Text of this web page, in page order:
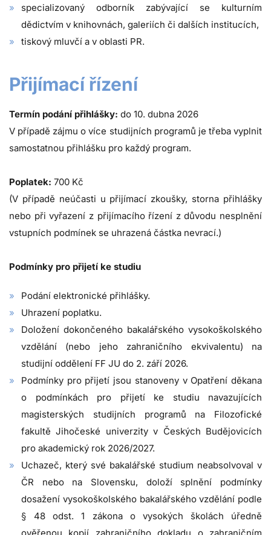
specializovaný odborník zabývající se kulturním
dědictvím v knihovnách, galeriích či dalších institucích,
tiskový mluvčí a v oblasti PR.
Přijímací řízení
Termín podání přihlášky: do 10. dubna 2026
V případě zájmu o více studijních programů je třeba vyplnit
samostatnou přihlášku pro každý program.
Poplatek: 700 Kč
(V případě neúčasti u přijímací zkoušky, storna přihlášky
nebo při vyřazení z přijímacího řízení z důvodu nesplnění
vstupních podmínek se uhrazená částka nevrací.)
Podmínky pro přijetí ke studiu
Podání elektronické přihlášky.
Uhrazení poplatku.
Doložení dokončeného bakalářského vysokoškolského
vzdělání (nebo jeho zahraničního ekvivalentu) na
studijní oddělení FF JU do 2. září 2026.
Podmínky pro přijetí jsou stanoveny v Opatření děkana
o podmínkách pro přijetí ke studiu navazujících
magisterských studijních programů na Filozofické
fakultě Jihočeské univerzity v Českých Budějovicích
pro akademický rok 2026/2027.
Uchazeč, který své bakalářské studium neabsolvoval v
ČR nebo na Slovensku, doloží splnění podmínky
dosažení vysokoškolského bakalářského vzdělání podle
§ 48 odst. 1 zákona o vysokých školách úředně